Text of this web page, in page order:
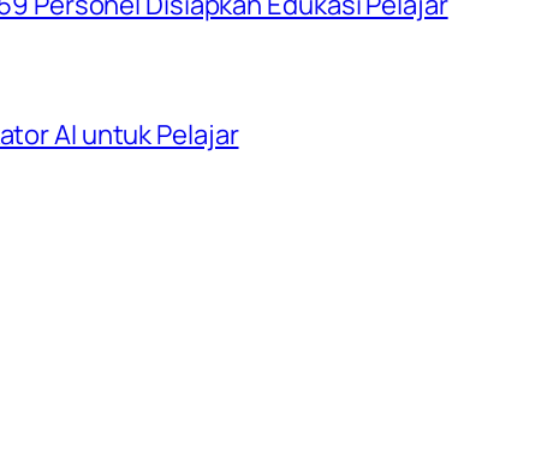
AI untuk Pelajar